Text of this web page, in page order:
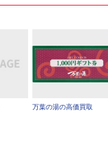
万葉の湯の高価買取